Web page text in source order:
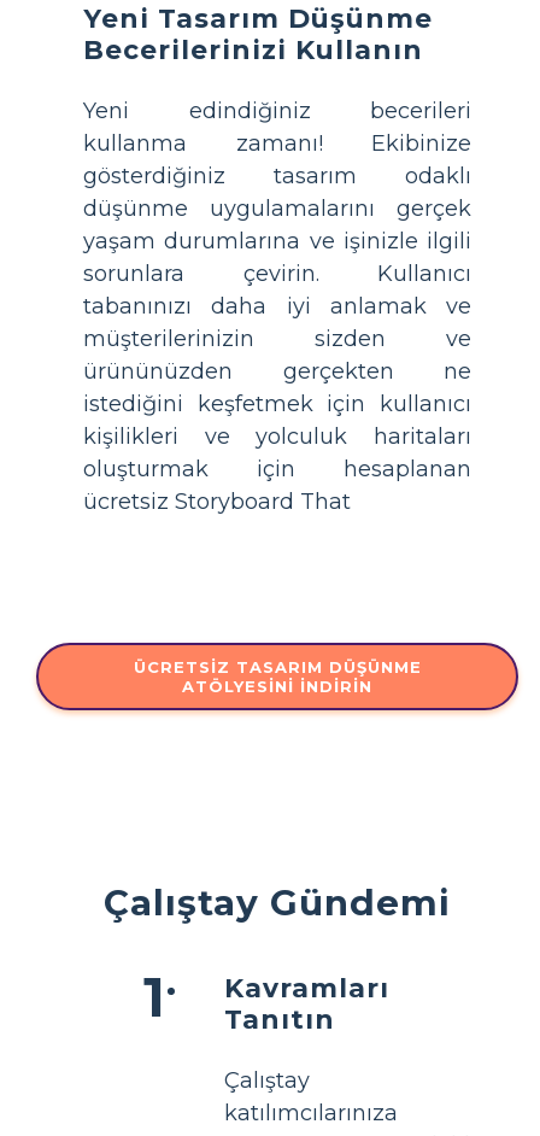
Yeni Tasarım Düşünme
Becerilerinizi Kullanın
Yeni edindiğiniz becerileri
kullanma zamanı! Ekibinize
gösterdiğiniz tasarım odaklı
düşünme uygulamalarını gerçek
yaşam durumlarına ve işinizle ilgili
sorunlara çevirin. Kullanıcı
tabanınızı daha iyi anlamak ve
müşterilerinizin sizden ve
ürününüzden gerçekten ne
istediğini keşfetmek için kullanıcı
kişilikleri ve yolculuk haritaları
oluşturmak için hesaplanan
ücretsiz Storyboard That
ÜCRETSIZ TASARIM DÜŞÜNME
ATÖLYESINI İNDIRIN
Çalıştay Gündemi
Kavramları
Tanıtın
Çalıştay
katılımcılarınıza